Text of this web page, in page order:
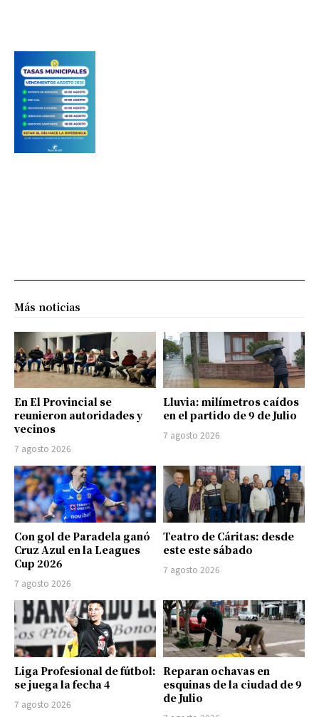
Más noticias
En El Provincial se
reunieron autoridades y
vecinos
7 agosto 2026
Lluvia: milímetros caídos
en el partido de 9 de Julio
7 agosto 2026
Con gol de Paradela ganó
Cruz Azul en la Leagues
Cup 2026
7 agosto 2026
Teatro de Cáritas: desde
este este sábado
7 agosto 2026
Liga Profesional de fútbol:
se juega la fecha 4
7 agosto 2026
Reparan ochavas en
esquinas de la ciudad de 9
de Julio